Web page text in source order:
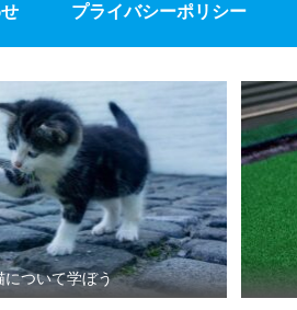
プライバシーポリシー
について学ぼう